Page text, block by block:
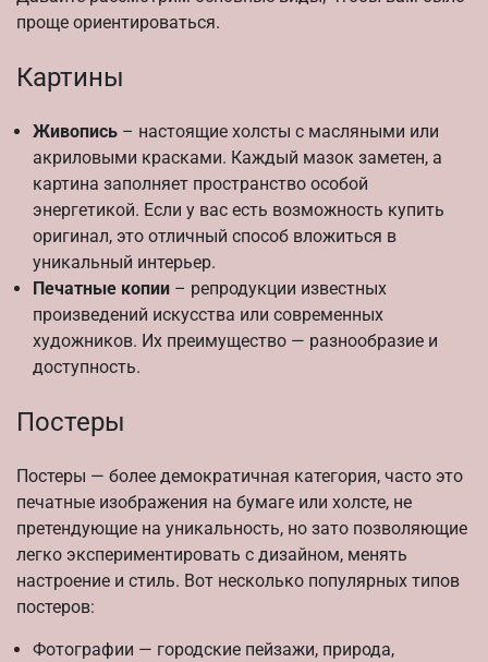
проще ориентироваться.
Картины
Живопись – настоящие холсты с масляными или
акриловыми красками. Каждый мазок заметен, а
картина заполняет пространство особой
энергетикой. Если у вас есть возможность купить
оригинал, это отличный способ вложиться в
уникальный интерьер.
Печатные копии – репродукции известных
произведений искусства или современных
художников. Их преимущество — разнообразие и
доступность.
Постеры
Постеры — более демократичная категория, часто это
печатные изображения на бумаге или холсте, не
претендующие на уникальность, но зато позволяющие
легко экспериментировать с дизайном, менять
настроение и стиль. Вот несколько популярных типов
постеров:
Фотографии — городские пейзажи, природа,